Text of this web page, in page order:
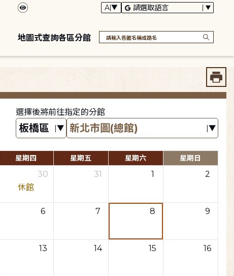
地圖式查詢各區分館
選擇後將前往指定的分館
星期四 星期五 星期六 星期日
30
休館
31 1 2
6 7 8 9
13 14 15 16